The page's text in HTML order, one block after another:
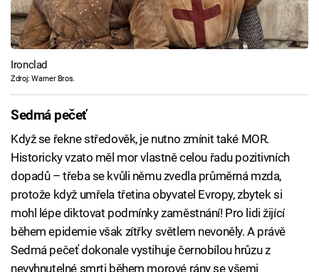
Ironclad
Zdroj: Warner Bros.
Sedmá pečeť
Když se řekne středověk, je nutno zmínit také MOR.
Historicky vzato měl mor vlastně celou řadu pozitivních
dopadů – třeba se kvůli němu zvedla průměrná mzda,
protože když umřela třetina obyvatel Evropy, zbytek si
mohl lépe diktovat podmínky zaměstnání! Pro lidi žijící
během epidemie však zítřky světlem nevoněly. A právě
Sedmá pečeť dokonale vystihuje černobílou hrůzu z
nevyhnutelné smrti během morové rány se všemi